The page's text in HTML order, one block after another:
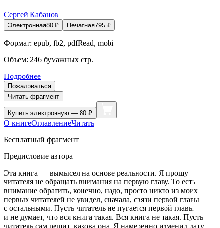
Сергей Кабанов
Электронная80 ₽ Печатная795 ₽
Формат: epub, fb2, pdfRead, mobi
Объем: 246 бумажных стр.
Подробнее
Пожаловаться
Читать фрагмент
Купить электронную — 80 ₽
О книгеОглавлениеЧитать
Бесплатный фрагмент
Предисловие автора
Эта книга — вымысел на основе реальности. Я прошу
читателя не обращать внимания на первую главу. То есть
внимание обратить, конечно, надо, просто никто из моих
первых читателей не увидел, сначала, связи первой главы
с остальными. Пусть читатель не пугается первой главы
и не думает, что вся книга такая. Вся книга не такая. Пусть
читатель сам решит, какова она. Я намеренно изменил дату